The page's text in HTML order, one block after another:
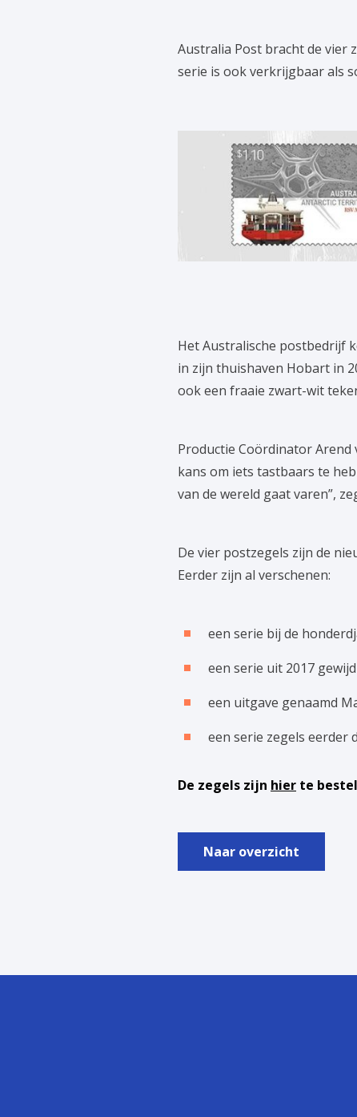
Australia Post bracht de vier
serie is ook verkrijgbaar als
Het Australische postbedrijf
in zijn thuishaven Hobart in
ook een fraaie zwart-wit
Productie Coördinator Arend
kans om iets tastbaars te
van de wereld gaat varen”,
De vier postzegels zijn de
Eerder zijn al verschenen:
een serie bij de
een serie uit 2017
een uitgave genaamd
een serie zegels eerder
De zegels zijn hier te
Naar overzicht